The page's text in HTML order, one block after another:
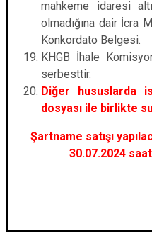
mahkeme idaresi
olmadığına dair İcra
Konkordato Belgesi.
KHGB İhale
serbesttir.
Diğer hususlarda
dosyası ile birlikte
Şartname satışı
30.07.2024